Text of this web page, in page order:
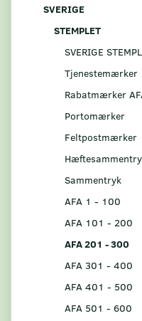
SVERIGE
STEMPLET
SVERIGE
Tjenestemærker
Rabatmærker
Portomærker
Feltpostmærker
Sammentryk
AFA 1 - 100
AFA 101 - 200
AFA 201 - 300
AFA 301 - 400
AFA 401 - 500
AFA 501 - 600